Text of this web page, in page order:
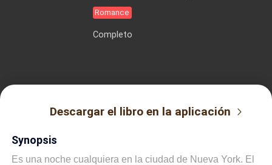
Romance
Completo
Descargar el libro en la aplicación
Synopsis
Es una noche cualquiera en la ciudad de Nueva York. El